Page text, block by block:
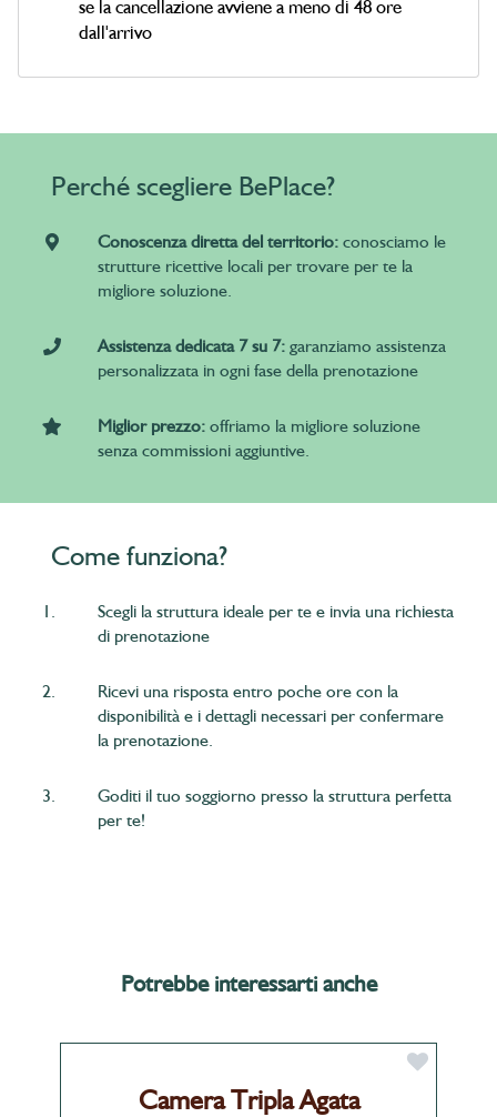
se la cancellazione avviene a meno di 48 ore
dall'arrivo
Perché scegliere BePlace?
Conoscenza diretta del territorio: conosciamo le
strutture ricettive locali per trovare per te la
migliore soluzione.
Assistenza dedicata 7 su 7: garanziamo assistenza
personalizzata in ogni fase della prenotazione
Miglior prezzo: offriamo la migliore soluzione
senza commissioni aggiuntive.
Come funziona?
1.
Scegli la struttura ideale per te e invia una richiesta
di prenotazione
2.
Ricevi una risposta entro poche ore con la
disponibilità e i dettagli necessari per confermare
la prenotazione.
3.
Goditi il tuo soggiorno presso la struttura perfetta
per te!
Potrebbe interessarti anche
Camera Tripla Agata